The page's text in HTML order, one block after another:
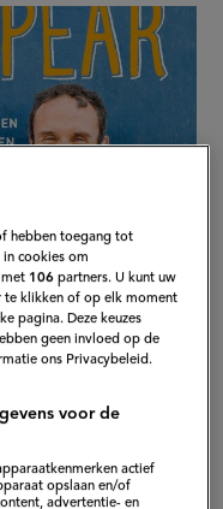
hebben toegang tot
in cookies om
met 106 partners. U kunt uw
te klikken of op elk moment
pagina. Deze keuzes
geen invloed op de
ons Privacybeleid.
voor de
actief
opslaan en/of
advertentie- en